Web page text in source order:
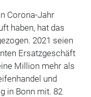
Corona-Jahr
haben, hat das
2021 seien
Ersatzgeschäft
Million mehr als
und
in Bonn mit. 82